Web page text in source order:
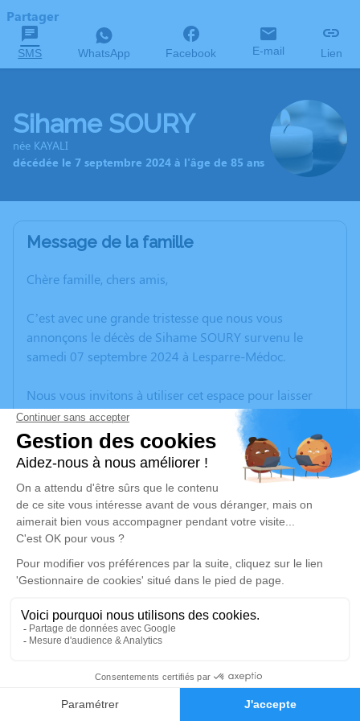
Faire-part Hommages
Partager
SMS WhatsApp Facebook E-mail Lien
Sihame SOURY
née KAYALI
décédée le 7 septembre 2024 à l'âge de 85 ans
Message de la famille
Chère famille, chers amis,
C’est avec une grande tristesse que nous vous
annonçons le décès de Sihame SOURY survenu le
samedi 07 septembre 2024 à Lesparre-Médoc.
Nous vous invitons à utiliser cet espace pour laisser
vos condoléances, partager des photos souvenirs, une
anecdote ou exprimer vos pensées à travers des
poèmes ou des textes. Cet endroit est un lieu
d'expression dédié à honorer la mémoire de Sihame
SOURY.
Un service de plantation d’arbre hommage est
disponible ici.
Je rends hommage
Cérémonie civile
Cimetière Communal les Olives de Soulac-sur-
Mer